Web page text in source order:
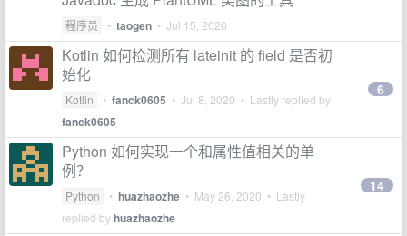
程序员 • taogen • Jul 15, 2020
Kotlin 如何检测所有 lateinit 的 field 是否初
始化
Kotlin • fanck0605 • Jul 8, 2020 • Lastly replied by
fanck0605
6
Python 如何实现一个和属性值相关的单
例？
Python • huazhaozhe • May 26, 2020 • Lastly
replied byhuazhaozhe
14